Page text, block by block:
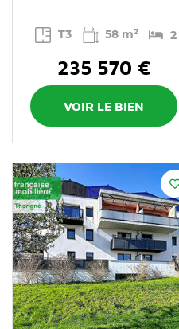
T3 58 m² 2
235 570 €
VOIR LE BIEN